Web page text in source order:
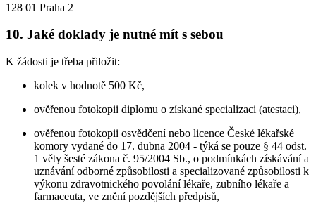
128 01 Praha 2
10. Jaké doklady je nutné mít s sebou
K žádosti je třeba přiložit:
kolek v hodnotě 500 Kč,
ověřenou fotokopii diplomu o získané specializaci (atestaci),
ověřenou fotokopii osvědčení nebo licence České lékařské
komory vydané do 17. dubna 2004 - týká se pouze § 44 odst.
1 věty šesté zákona č. 95/2004 Sb., o podmínkách získávání a
uznávání odborné způsobilosti a specializované způsobilosti k
výkonu zdravotnického povolání lékaře, zubního lékaře a
farmaceuta, ve znění pozdějších předpisů,